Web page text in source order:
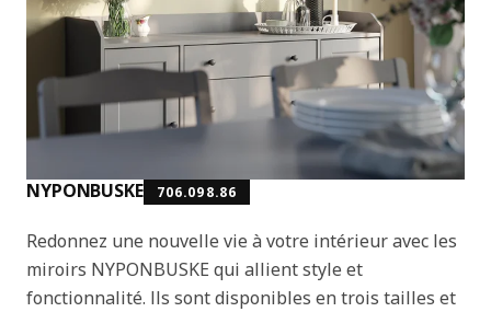
NYPONBUSKE 706.098.86
Redonnez une nouvelle vie à votre intérieur avec les
miroirs NYPONBUSKE qui allient style et
fonctionnalité. Ils sont disponibles en trois tailles et